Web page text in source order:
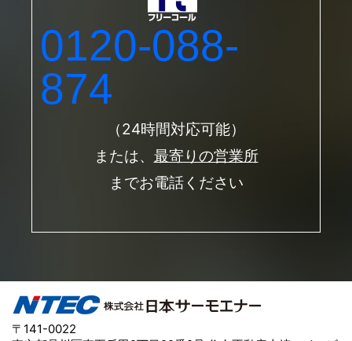
0120-088-
874
（24時間対応可能）
または、 最寄りの営業所
までお電話ください
〒141-0022